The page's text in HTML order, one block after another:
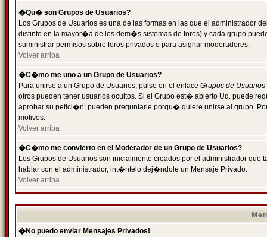
�Qu� son Grupos de Usuarios?
Los Grupos de Usuarios es una de las formas en las que el administrador
distinto en la mayor�a de los dem�s sistemas de foros) y cada grupo
suministrar permisos sobre foros privados o para asignar moderadores.
Volver arriba
�C�mo me uno a un Grupo de Usuarios?
Para unirse a un Grupo de Usuarios, pulse en el enlace Grupos de Usuarios
otros pueden tener usuarios ocultos. Si el Grupo est� abierto Ud. puede
aprobar su petici�n; pueden preguntarle porqu� quiere unirse al grupo.
motivos.
Volver arriba
�C�mo me convierto en el Moderador de un Grupo de Usuarios?
Los Grupos de Usuarios son inicialmente creados por el administrador
hablar con el administrador, int�ntelo dej�ndole un Mensaje Privado.
Volver arriba
�No puedo enviar Mensajes Privados!